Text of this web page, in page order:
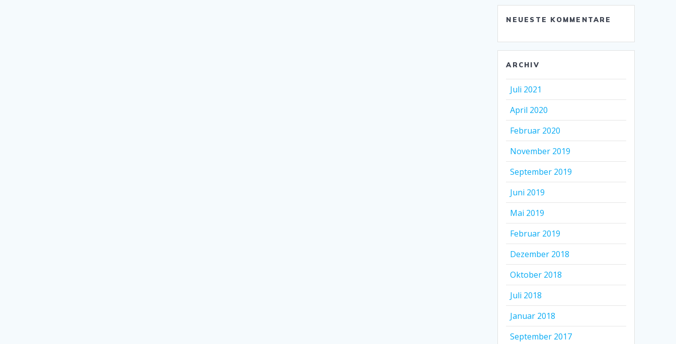
NEUESTE KOMMENTARE
ARCHIV
Juli 2021
April 2020
Februar 2020
November 2019
September 2019
Juni 2019
Mai 2019
Februar 2019
Dezember 2018
Oktober 2018
Juli 2018
Januar 2018
September 2017